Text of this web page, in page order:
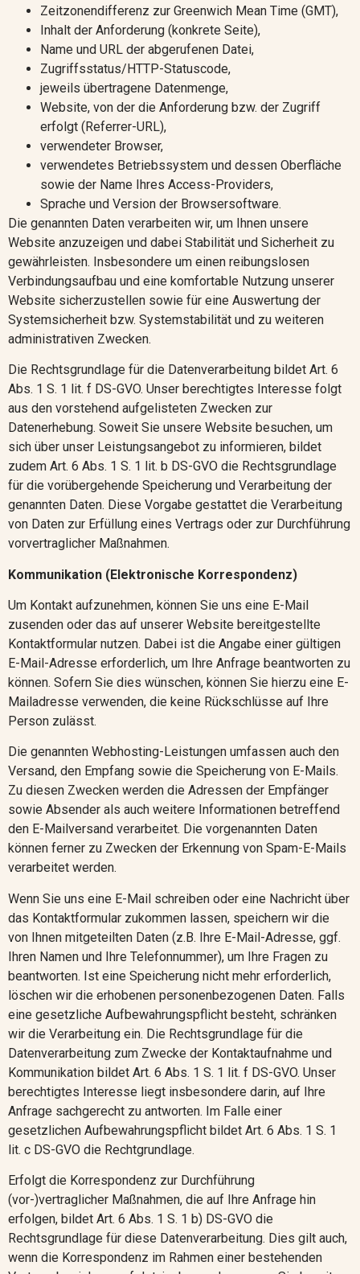
Zeitzonendifferenz zur Greenwich Mean Time (GMT),
Inhalt der Anforderung (konkrete Seite),
Name und URL der abgerufenen Datei,
Zugriffsstatus/HTTP-Statuscode,
jeweils übertragene Datenmenge,
Website, von der die Anforderung bzw. der Zugriff
erfolgt (Referrer-URL),
verwendeter Browser,
verwendetes Betriebssystem und dessen Oberfläche
sowie der Name Ihres Access-Providers,
Sprache und Version der Browsersoftware.
Die genannten Daten verarbeiten wir, um Ihnen unsere
Website anzuzeigen und dabei Stabilität und Sicherheit zu
gewährleisten. Insbesondere um einen reibungslosen
Verbindungsaufbau und eine komfortable Nutzung unserer
Website sicherzustellen sowie für eine Auswertung der
Systemsicherheit bzw. Systemstabilität und zu weiteren
administrativen Zwecken.
Die Rechtsgrundlage für die Datenverarbeitung bildet Art. 6
Abs. 1 S. 1 lit. f DS-GVO. Unser berechtigtes Interesse folgt
aus den vorstehend aufgelisteten Zwecken zur
Datenerhebung. Soweit Sie unsere Website besuchen, um
sich über unser Leistungsangebot zu informieren, bildet
zudem Art. 6 Abs. 1 S. 1 lit. b DS-GVO die Rechtsgrundlage
für die vorübergehende Speicherung und Verarbeitung der
genannten Daten. Diese Vorgabe gestattet die Verarbeitung
von Daten zur Erfüllung eines Vertrags oder zur Durchführung
vorvertraglicher Maßnahmen.
Kommunikation (Elektronische Korrespondenz)
Um Kontakt aufzunehmen, können Sie uns eine E-Mail
zusenden oder das auf unserer Website bereitgestellte
Kontaktformular nutzen. Dabei ist die Angabe einer gültigen
E-Mail-Adresse erforderlich, um Ihre Anfrage beantworten zu
können. Sofern Sie dies wünschen, können Sie hierzu eine E-
Mailadresse verwenden, die keine Rückschlüsse auf Ihre
Person zulässt.
Die genannten Webhosting-Leistungen umfassen auch den
Versand, den Empfang sowie die Speicherung von E-Mails.
Zu diesen Zwecken werden die Adressen der Empfänger
sowie Absender als auch weitere Informationen betreffend
den E-Mailversand verarbeitet. Die vorgenannten Daten
können ferner zu Zwecken der Erkennung von Spam-E-Mails
verarbeitet werden.
Wenn Sie uns eine E-Mail schreiben oder eine Nachricht über
das Kontaktformular zukommen lassen, speichern wir die
von Ihnen mitgeteilten Daten (z.B. Ihre E-Mail-Adresse, ggf.
Ihren Namen und Ihre Telefonnummer), um Ihre Fragen zu
beantworten. Ist eine Speicherung nicht mehr erforderlich,
löschen wir die erhobenen personenbezogenen Daten. Falls
eine gesetzliche Aufbewahrungspflicht besteht, schränken
wir die Verarbeitung ein. Die Rechtsgrundlage für die
Datenverarbeitung zum Zwecke der Kontaktaufnahme und
Kommunikation bildet Art. 6 Abs. 1 S. 1 lit. f DS-GVO. Unser
berechtigtes Interesse liegt insbesondere darin, auf Ihre
Anfrage sachgerecht zu antworten. Im Falle einer
gesetzlichen Aufbewahrungspflicht bildet Art. 6 Abs. 1 S. 1
lit. c DS-GVO die Rechtgrundlage.
Erfolgt die Korrespondenz zur Durchführung
(vor-)vertraglicher Maßnahmen, die auf Ihre Anfrage hin
erfolgen, bildet Art. 6 Abs. 1 S. 1 b) DS-GVO die
Rechtsgrundlage für diese Datenverarbeitung. Dies gilt auch,
wenn die Korrespondenz im Rahmen einer bestehenden